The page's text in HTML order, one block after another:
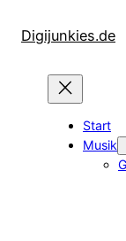
InhaltDigijunkies.de
Start
Musik